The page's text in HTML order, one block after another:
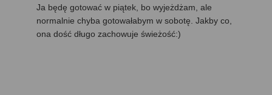
Ja będę gotować w piątek, bo wyjeżdżam, ale
normalnie chyba gotowałabym w sobotę. Jakby co,
ona dość długo zachowuje świeżość:)